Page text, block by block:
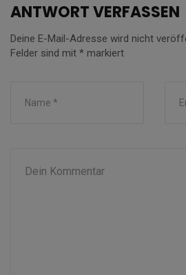
ANTWORT VERFASSEN
Deine E-Mail-Adresse wird nicht
Felder sind mit * markiert